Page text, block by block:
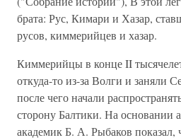
брата: Рус, Кимари и Хазар,
русов, киммерийцев и хазар.
Киммерийцы в конце II
откуда-то из-за Волги и заняли
после чего начали
сторону Балтики. На основании
академик Б. А. Рыбаков